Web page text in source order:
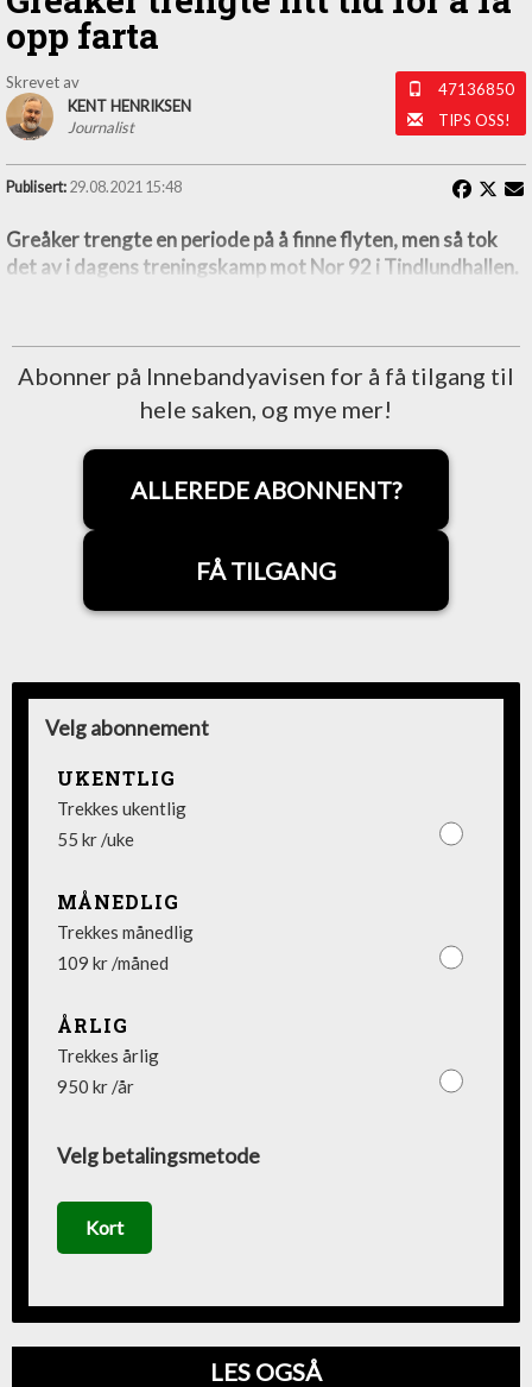
opp farta
Skrevet av
KENT HENRIKSEN
Journalist
47136850
TIPS OSS!
Publisert: 29.08.2021 15:48
Greåker trengte en periode på å finne flyten, men så tok
det av i dagens treningskamp mot Nor 92 i Tindlundhallen.
Abonner på Innebandyavisen for å få tilgang til
hele saken, og mye mer!
ALLEREDE ABONNENT?
FÅ TILGANG
Velg abonnement
UKENTLIG
Trekkes ukentlig
55 kr /uke
MÅNEDLIG
Trekkes månedlig
109 kr /måned
ÅRLIG
Trekkes årlig
950 kr /år
Velg betalingsmetode
Kort
LES OGSÅ